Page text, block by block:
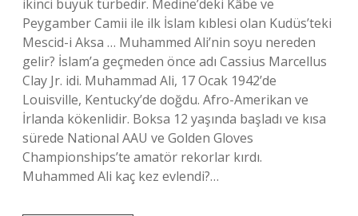
ikinci büyük türbedir. Medine’deki Kâbe ve
Peygamber Camii ile ilk İslam kıblesi olan Kudüs’teki
Mescid-i Aksa … Muhammed Ali’nin soyu nereden
gelir? İslam’a geçmeden önce adı Cassius Marcellus
Clay Jr. idi. Muhammad Ali, 17 Ocak 1942’de
Louisville, Kentucky’de doğdu. Afro-Amerikan ve
İrlanda kökenlidir. Boksa 12 yaşında başladı ve kısa
sürede National AAU ve Golden Gloves
Championships’te amatör rekorlar kırdı.
Muhammed Ali kaç kez evlendi?…